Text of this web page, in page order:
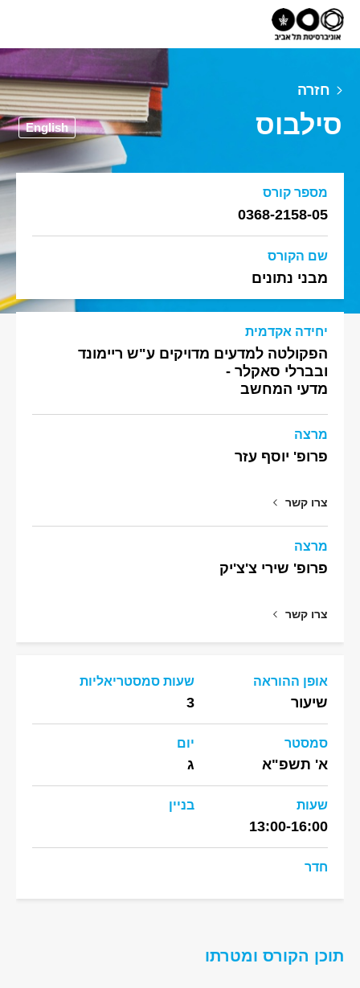
חזרה
סילבוס English
מספר קורס
0368-2158-05
שם הקורס
מבני נתונים
יחידה אקדמית
הפקולטה למדעים מדויקים ע"ש ריימונד
ובברלי סאקלר -
מדעי המחשב
מרצה
פרופ' יוסף עזר
צרו קשר
מרצה
פרופ' שירי צ'צ'יק
צרו קשר
אופן ההוראה
שיעור
שעות סמסטריאליות
3
סמסטר
א' תשפ"א
יום
ג
שעות
13:00-16:00
בניין
חדר
תוכן הקורס ומטרתו